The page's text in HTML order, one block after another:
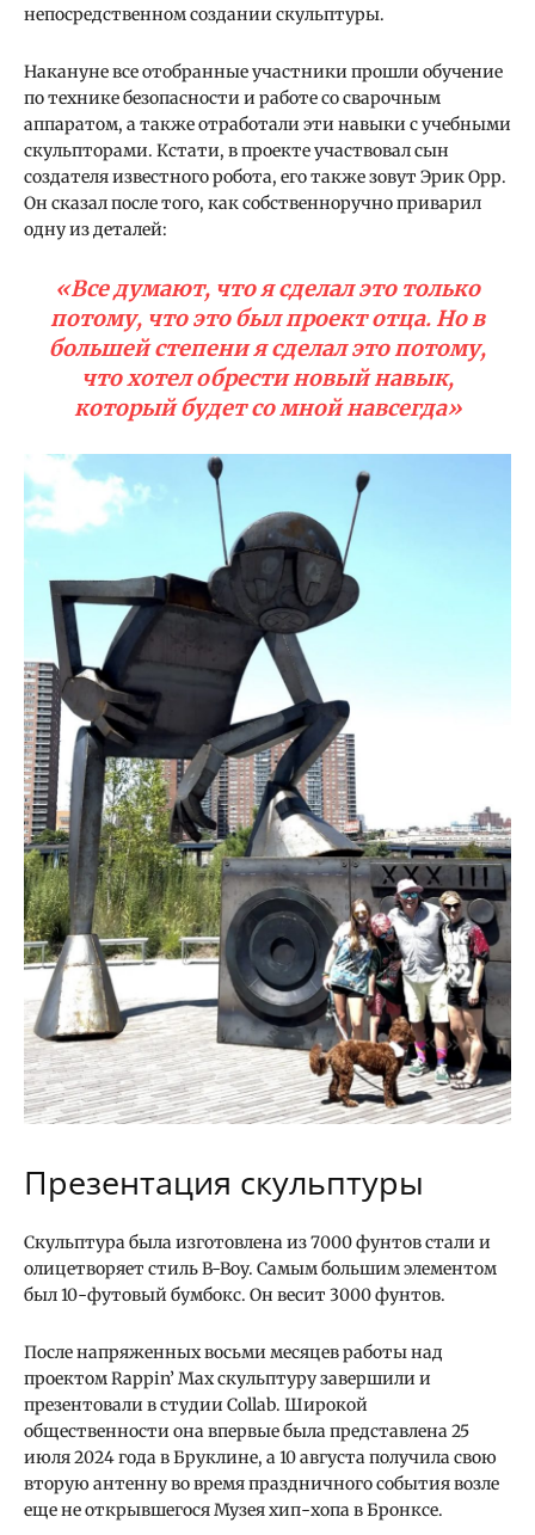
непосредственном создании скульптуры.
Накануне все отобранные участники прошли обучение
по технике безопасности и работе со сварочным
аппаратом, а также отработали эти навыки с учебными
скульпторами. Кстати, в проекте участвовал сын
создателя известного робота, его также зовут Эрик Орр.
Он сказал после того, как собственноручно приварил
одну из деталей:
«Все думают, что я сделал это только
потому, что это был проект отца. Но в
большей степени я сделал это потому,
что хотел обрести новый навык,
который будет со мной навсегда»
Презентация скульптуры
Скульптура была изготовлена ​​из 7000 фунтов стали и
олицетворяет стиль B-Boy. Самым большим элементом
был 10-футовый бумбокс. Он весит 3000 фунтов.
После напряженных восьми месяцев работы над
проектом Rappin’ Max скульптуру завершили и
презентовали в студии Collab. Широкой
общественности она впервые была представлена ​​25
июля 2024 года в Бруклине, а 10 августа получила свою
вторую антенну во время праздничного события возле
еще не открывшегося Музея хип-хопа в Бронксе.